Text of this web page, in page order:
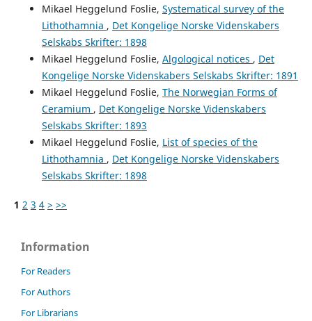
Mikael Heggelund Foslie, Systematical survey of the
Lithothamnia , Det Kongelige Norske Videnskabers
Selskabs Skrifter: 1898
Mikael Heggelund Foslie, Algological notices , Det
Kongelige Norske Videnskabers Selskabs Skrifter: 1891
Mikael Heggelund Foslie, The Norwegian Forms of
Ceramium , Det Kongelige Norske Videnskabers
Selskabs Skrifter: 1893
Mikael Heggelund Foslie, List of species of the
Lithothamnia , Det Kongelige Norske Videnskabers
Selskabs Skrifter: 1898
1 2 3 4 > >>
Information
For Readers
For Authors
For Librarians